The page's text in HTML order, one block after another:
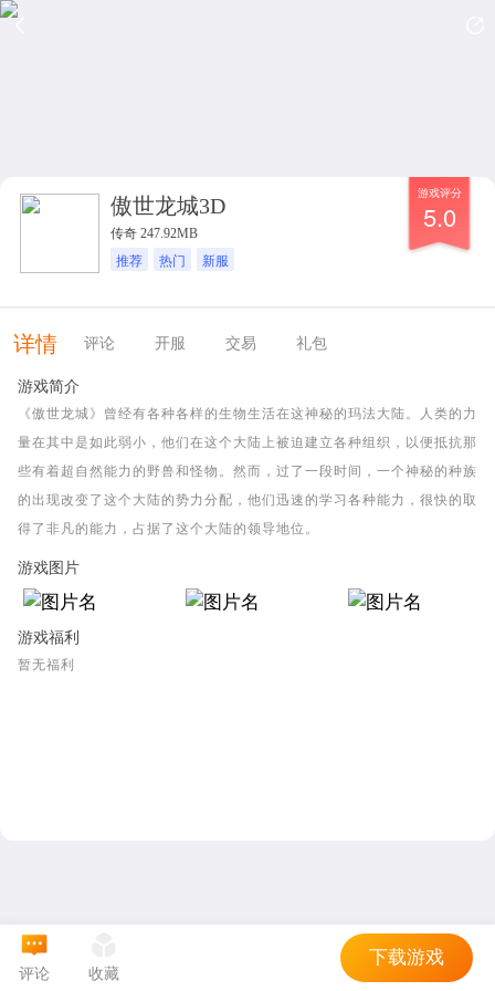
傲世龙城3D
传奇 247.92MB
推荐 热门 新服
游戏评分
5.0
详情 评论 开服 交易 礼包
游戏简介
《傲世龙城》曾经有各种各样的生物生活在这神秘的玛法大陆。人类的力
量在其中是如此弱小，他们在这个大陆上被迫建立各种组织，以便抵抗那
些有着超自然能力的野兽和怪物。然而，过了一段时间，一个神秘的种族
的出现改变了这个大陆的势力分配，他们迅速的学习各种能力，很快的取
得了非凡的能力，占据了这个大陆的领导地位。
游戏图片
游戏福利
暂无福利
评论 收藏
下载游戏